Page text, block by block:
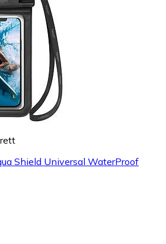
Shield Universal WaterProof